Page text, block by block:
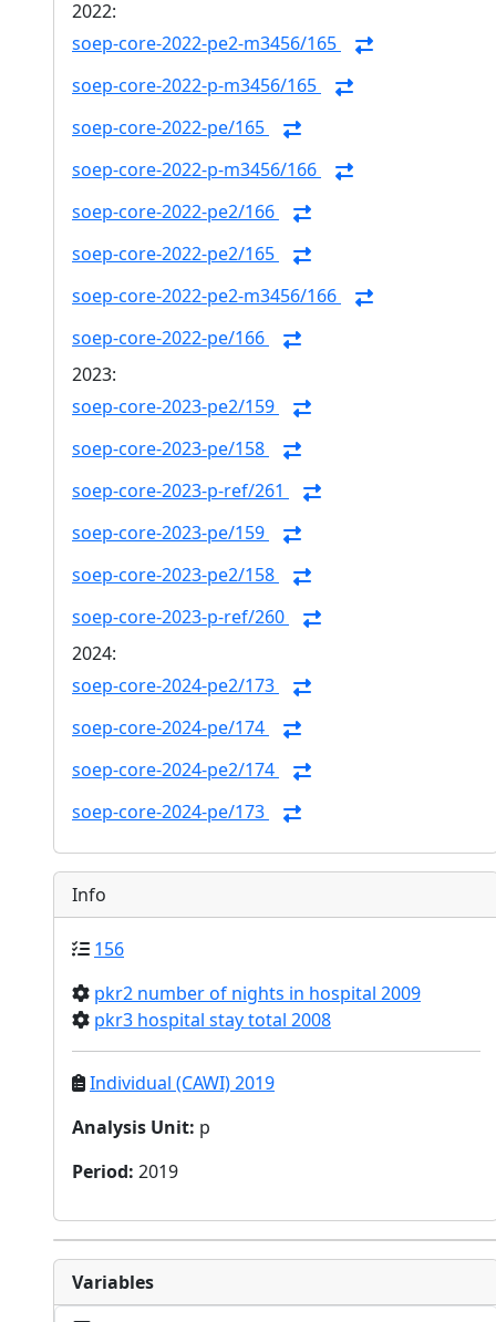
2022:
soep-core-2022-pe2-m3456/165
soep-core-2022-p-m3456/165
soep-core-2022-pe/165
soep-core-2022-p-m3456/166
soep-core-2022-pe2/166
soep-core-2022-pe2/165
soep-core-2022-pe2-m3456/166
soep-core-2022-pe/166
2023:
soep-core-2023-pe2/159
soep-core-2023-pe/158
soep-core-2023-p-ref/261
soep-core-2023-pe/159
soep-core-2023-pe2/158
soep-core-2023-p-ref/260
2024:
soep-core-2024-pe2/173
soep-core-2024-pe/174
soep-core-2024-pe2/174
soep-core-2024-pe/173
Info
156
pkr2 number of nights in hospital 2009
pkr3 hospital stay total 2008
Individual (CAWI) 2019
Analysis Unit: p
Period: 2019
Variables